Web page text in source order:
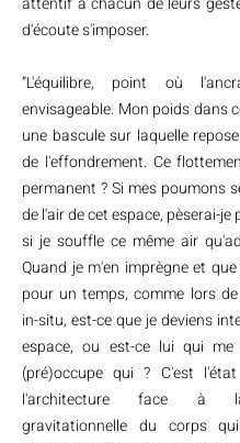
d'écoute s'imposer.
“L'équilibre, point où
envisageable. Mon poids dans
une bascule sur laquelle
de l'effondrement. Ce
permanent ? Si mes poumons
de l'air de cet espace, pèserai-je
si je souffle ce même air
Quand je m'en imprègne et
pour un temps, comme lors
in-situ, est-ce que je deviens
espace, ou est-ce lui qui me
(pré)occupe qui ? C'est
l'architecture face à
gravitationnelle du corps